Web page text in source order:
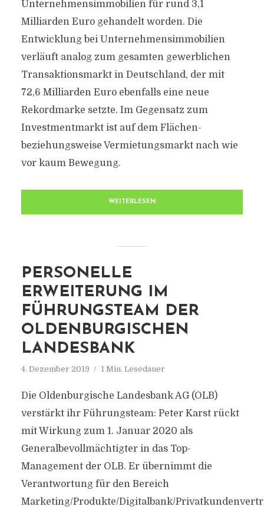
Unternehmensimmobilien für rund 3,1
Milliarden Euro gehandelt worden. Die
Entwicklung bei Unternehmensimmobilien
verläuft analog zum gesamten gewerblichen
Transaktionsmarkt in Deutschland, der mit
72,6 Milliarden Euro ebenfalls eine neue
Rekordmarke setzte. Im Gegensatz zum
Investmentmarkt ist auf dem Flächen-
beziehungsweise Vermietungsmarkt nach wie
vor kaum Bewegung.
WEITERLESEN
PERSONELLE
ERWEITERUNG IM
FÜHRUNGSTEAM DER
OLDENBURGISCHEN
LANDESBANK
4. Dezember 2019 1 Min. Lesedauer
Die Oldenburgische Landesbank AG (OLB)
verstärkt ihr Führungsteam: Peter Karst rückt
mit Wirkung zum 1. Januar 2020 als
Generalbevollmächtigter in das Top-
Management der OLB. Er übernimmt die
Verantwortung für den Bereich
Marketing/Produkte/Digitalbank/